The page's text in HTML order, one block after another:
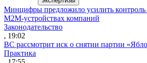
Минцифры предложило усилить контроль
M2M-устройствах компаний
Законодательство
, 19:02
ВС рассмотрит иск о снятии партии
Практика